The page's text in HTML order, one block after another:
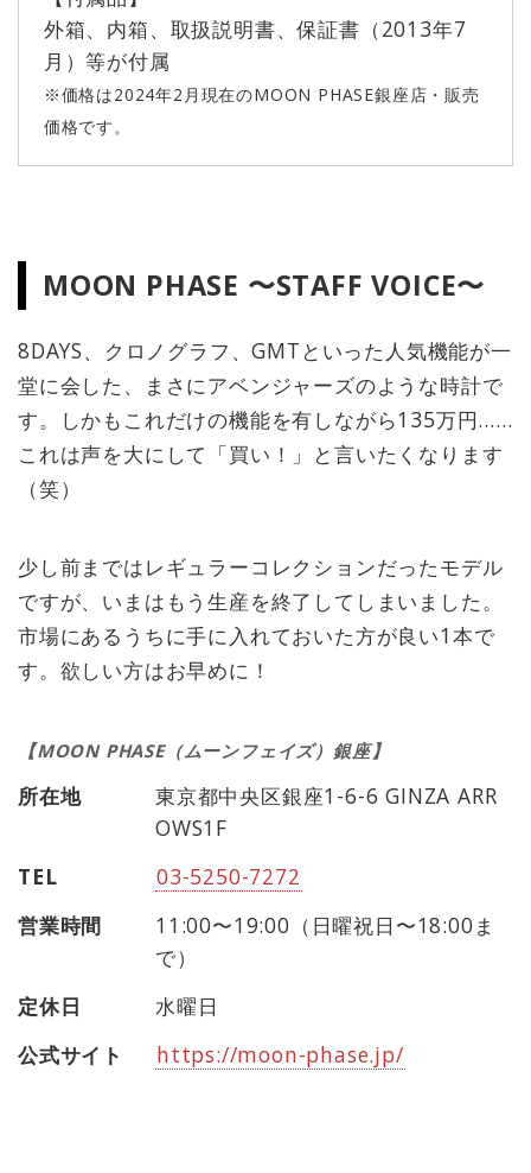
外箱、内箱、取扱説明書、保証書（2013年7
月）等が付属
※価格は2024年2月現在のMOON PHASE銀座店・販売
価格です。
MOON PHASE 〜STAFF VOICE〜
8DAYS、クロノグラフ、GMTといった人気機能が一
堂に会した、まさにアベンジャーズのような時計で
す。しかもこれだけの機能を有しながら135万円……
これは声を大にして「買い！」と言いたくなります
（笑）
少し前まではレギュラーコレクションだったモデル
ですが、いまはもう生産を終了してしまいました。
市場にあるうちに手に入れておいた方が良い1本で
す。欲しい方はお早めに！
所在地
東京都中央区銀座1-6-6 GINZA ARR
OWS1F
TEL
03-5250-7272
営業時間
11:00〜19:00（日曜祝日〜18:00ま
で）
定休日
水曜日
公式サイト
https://moon-phase.jp/
【MOON PHASE（ムーンフェイズ）銀座】